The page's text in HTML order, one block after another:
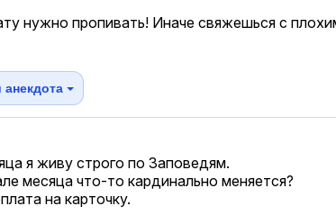
нужно пропивать! Иначе свяжешься с
анекдота
я живу строго по Заповедям.
месяца что-то кардинально меняется?
на карточку.